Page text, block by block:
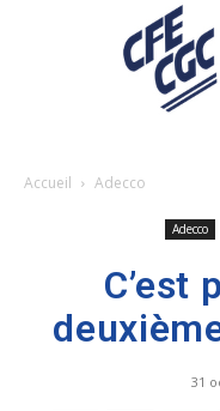
Accueil Adecco
Adecco
C’est
31